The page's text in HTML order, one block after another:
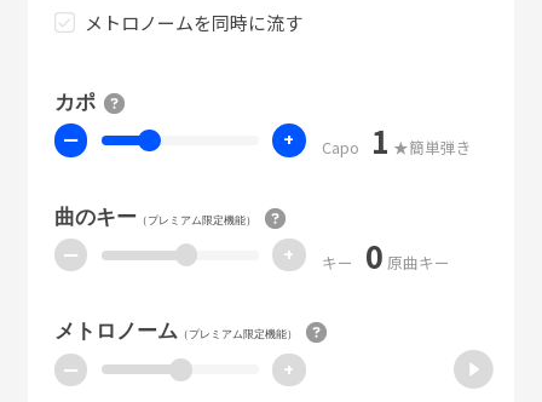
メトロノームを同時に流す
カポ
ー + Capo 1 ★簡単弾き
曲のキー（プレミアム限定機能）
ー + キー 0 原曲キー
メトロノーム（プレミアム限定機能）
ー +